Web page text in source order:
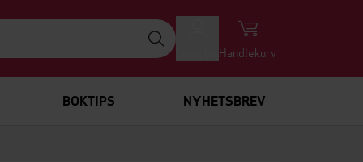
Handlekurv
BOKTIPS NYHETSBREV